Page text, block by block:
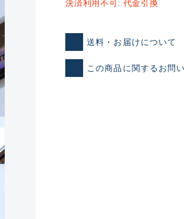
ランクとは？
新古品（メーカー問屋から
決済利用不可: 代金引換
送料・お届けについて
この商品に関するお問